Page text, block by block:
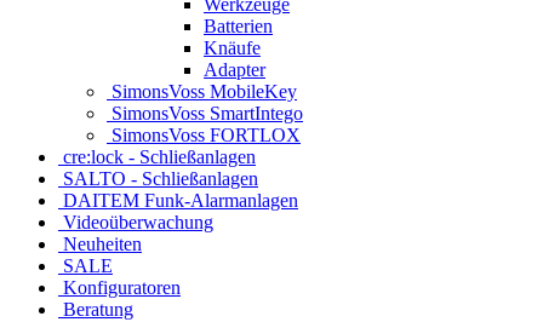
Werkzeuge
Batterien
Knäufe
Adapter
SimonsVoss MobileKey
SimonsVoss SmartIntego
SimonsVoss FORTLOX
cre:lock - Schließanlagen
SALTO - Schließanlagen
DAITEM Funk-Alarmanlagen
Videoüberwachung
Neuheiten
SALE
Konfiguratoren
Beratung